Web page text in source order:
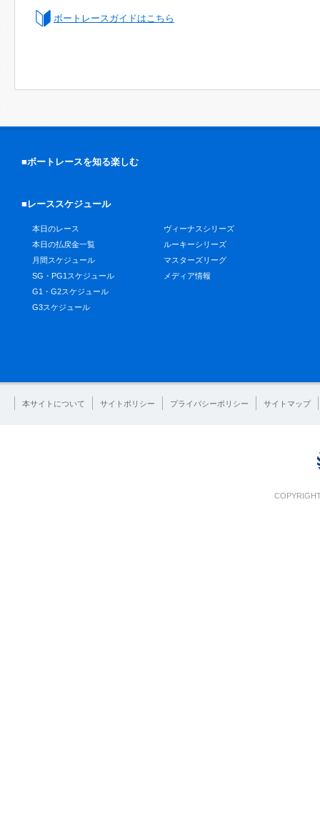
ボートレースガイドはこちら
■ボートレースを知る楽しむ
■レーススケジュール
本日のレース
本日の払戻金一覧
月間スケジュール
SG・PG1スケジュール
G1・G2スケジュール
G3スケジュール
ヴィーナスシリーズ
ルーキーシリーズ
マスターズリーグ
メディア情報
本サイトについて サイトポリシー プライバシーポリシー サイトマップ